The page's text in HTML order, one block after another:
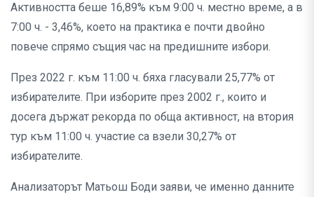
Активността беше 16,89% към 9:00 ч. местно време, а в
7:00 ч. - 3,46%, което на практика е почти двойно
повече спрямо същия час на предишните избори.
През 2022 г. към 11:00 ч. бяха гласували 25,77% от
избирателите. При изборите през 2002 г., които и
досега държат рекорда по обща активност, на втория
тур към 11:00 ч. участие са взели 30,27% от
избирателите.
Анализаторът Матьош Боди заяви, че именно данните